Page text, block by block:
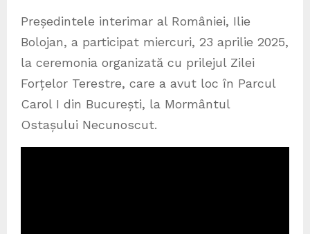
Președintele interimar al României, Ilie
Bolojan, a participat miercuri, 23 aprilie 2025,
la ceremonia organizată cu prilejul Zilei
Forțelor Terestre, care a avut loc în Parcul
Carol I din București, la Mormântul
Ostașului Necunoscut.